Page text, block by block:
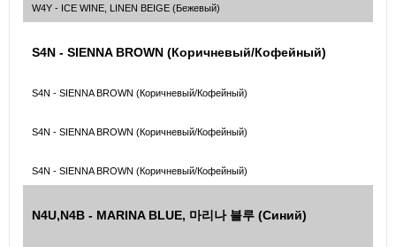
W4Y - ICE WINE, LINEN BEIGE (Бежевый)
S4N - SIENNA BROWN (Коричневый/Кофейный)
S4N - SIENNA BROWN (Коричневый/Кофейный)
S4N - SIENNA BROWN (Коричневый/Кофейный)
S4N - SIENNA BROWN (Коричневый/Кофейный)
N4U,N4B - MARINA BLUE, 마리나 블루 (Синий)